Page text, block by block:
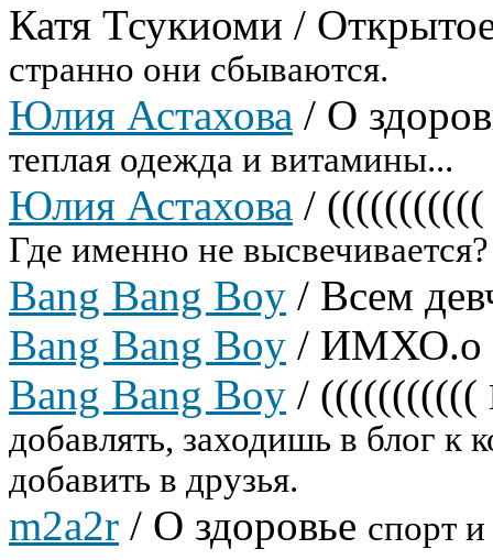
Катя Тсукиоми /
странно они сбываются.
Юлия Астахова / О
теплая одежда и витамины...
Юлия Астахова / (((((((((((
Где именно не высвечивается?
Bang Bang Boy / Всем
Bang Bang Boy / ИМХО.о
Bang Bang Boy / (((((((((((
добавлять, заходишь в блог к
добавить в друзья.
m2a2r / О здоровье спорт